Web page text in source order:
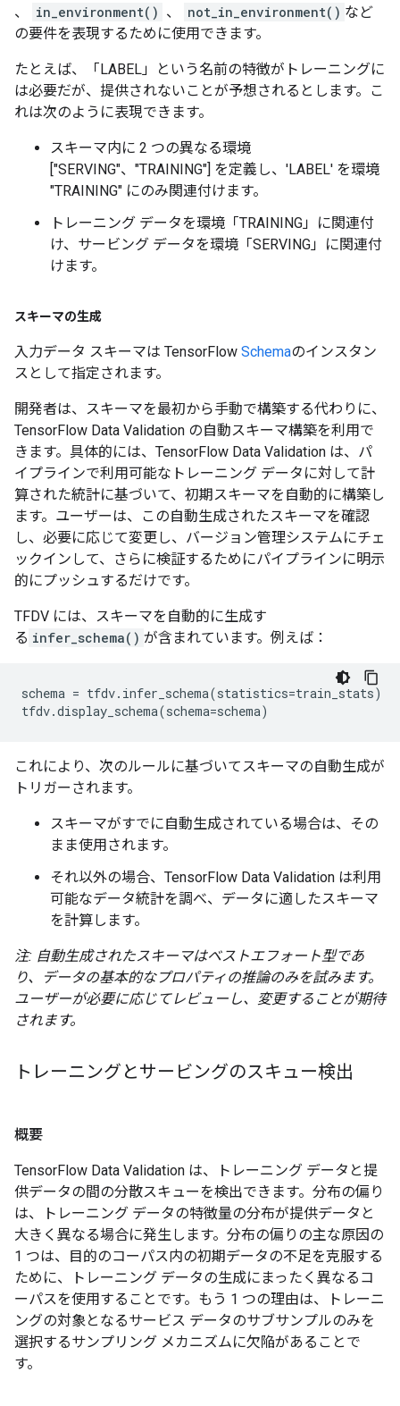
、
in_environment() 、 not_in_environment() など
の要件を表現するために使用できます。
たとえば、「LABEL」という名前の特徴がトレーニングに
は必要だが、提供されないことが予想されるとします。こ
れは次のように表現できます。
スキーマ内に 2 つの異なる環境
["SERVING"、"TRAINING"] を定義し、'LABEL' を環境
"TRAINING" にのみ関連付けます。
トレーニング データを環境「TRAINING」に関連付
け、サービング データを環境「SERVING」に関連付
けます。
スキーマの生成
入力データ スキーマは TensorFlow Schemaのインスタン
スとして指定されます。
開発者は、スキーマを最初から手動で構築する代わりに、
TensorFlow Data Validation の自動スキーマ構築を利用で
きます。具体的には、TensorFlow Data Validation は、パ
イプラインで利用可能なトレーニング データに対して計
算された統計に基づいて、初期スキーマを自動的に構築し
ます。ユーザーは、この自動生成されたスキーマを確認
し、必要に応じて変更し、バージョン管理システムにチェ
ックインして、さらに検証するためにパイプラインに明示
的にプッシュするだけです。
TFDV には、スキーマを自動的に生成す
る infer_schema() が含まれています。例えば：
schema = tfdv. infer_schema(statistics=train_stats)
tfdv.display_schema(schema=schema)
これにより、次のルールに基づいてスキーマの自動生成が
トリガーされます。
スキーマがすでに自動生成されている場合は、その
まま使用されます。
それ以外の場合、TensorFlow Data Validation は利用
可能なデータ統計を調べ、データに適したスキーマ
を計算します。
注: 自動生成されたスキーマはベストエフォート型であ
り、データの基本的なプロパティの推論のみを試みます。
ユーザーが必要に応じてレビューし、変更することが期待
されます。
トレーニングとサービングのスキュー検出
概要
TensorFlow Data Validation は、トレーニング データと提
供データの間の分散スキューを検出できます。分布の偏り
は、トレーニング データの特徴量の分布が提供データと
大きく異なる場合に発生します。分布の偏りの主な原因の
1 つは、目的のコーパス内の初期データの不足を克服する
ために、トレーニング データの生成にまったく異なるコ
ーパスを使用することです。もう 1 つの理由は、トレーニ
ングの対象となるサービス データのサブサンプルのみを
選択するサンプリング メカニズムに欠陥があることで
す。